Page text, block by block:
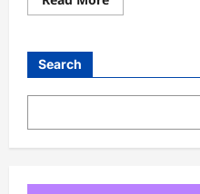
more
రక్షణకు
సూచనలు
Search